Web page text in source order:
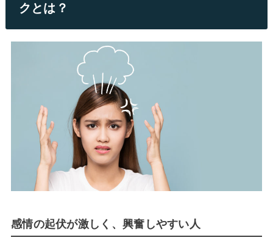
クとは？
感情の起伏が激しく、興奮しやすい人